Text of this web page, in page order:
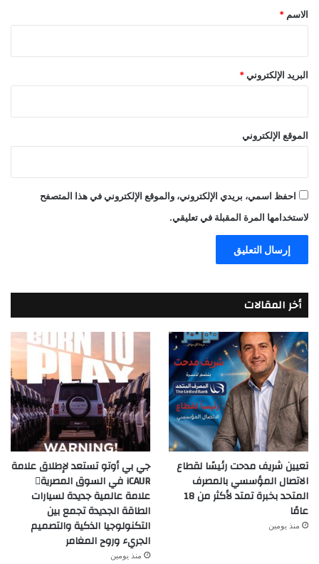
*
الاسم *
البريد الإلكتروني *
الموقع الإلكتروني
احفظ اسمي، بريدي الإلكتروني، والموقع الإلكتروني في هذا المتصفح
لاستخدامها المرة المقبلة في تعليقي.
أخر المقالات
تعيين شريف مدحت رئيسًا لقطاع
الاتصال المؤسسي بالمصرف
المتحد بخبرة تمتد لأكثر من 18
عامًا
منذ يومين
جي بي أوتو تستعد لإطلاق علامة
iCAUR في السوق المصرية
علامة عالمية جديدة لسيارات
الطاقة الجديدة تجمع بين
التكنولوجيا الذكية والتصميم
الجريء وروح المغامر
منذ يومين